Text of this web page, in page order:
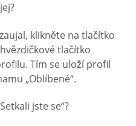
klikněte na tlačítko
tlačítko
Tím se uloží profil
„Oblíbené“.
jste se“?